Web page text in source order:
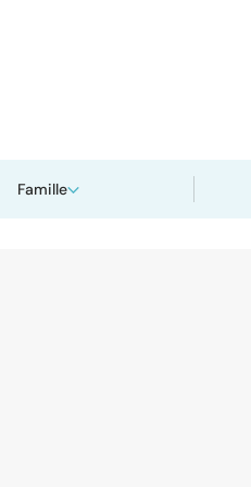
Famille